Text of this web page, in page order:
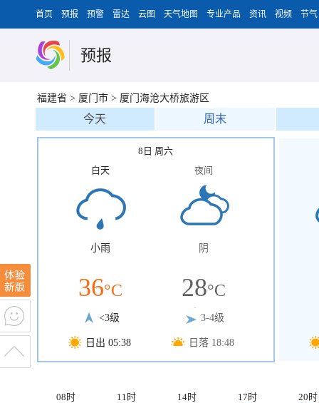
首页 预报 预警 雷达 云图 天气地图 专业产品 资讯 视频 节气
预报
福建省 > 厦门市 > 厦门海沧大桥旅游区
今天 周末
8日 周六
白天
小雨
36°C
<3级
日出 05:38
夜间
阴
28°C
3-4级
日落 18:48
08时 11时 14时 17时 20时